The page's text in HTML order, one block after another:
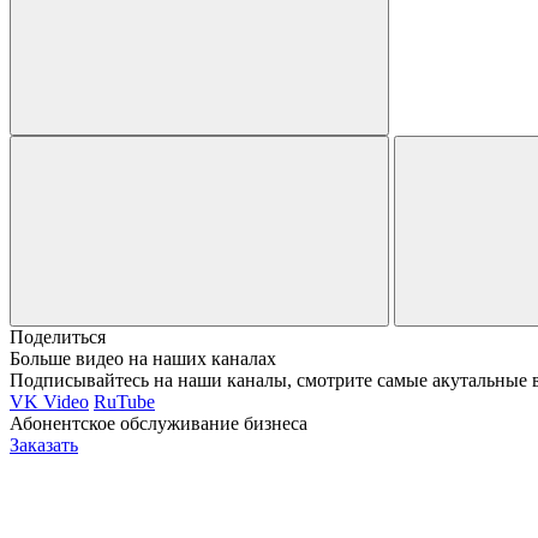
Поделиться
Больше видео на наших каналах
Подписывайтесь на наши каналы, смотрите самые
VK Video RuTube
Абонентское обслуживание бизнеса
Заказать